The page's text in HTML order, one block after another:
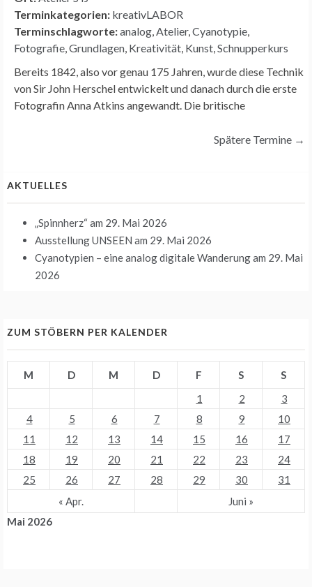
Terminkategorien: kreativLABOR
Terminschlagworte:analog Atelier, Cyanotypie
Fotografie Grundlagen Kreativität Kunst Schnupperkurs
Bereits 1842, also vor genau 175 Jahren, wurde diese Technik
von Sir John Herschel entwickelt und danach durch die erste
Fotografin Anna Atkins angewandt. Die britische
Spätere Termine →
AKTUELLES
„Spinnherz“ am 29. Mai 2026
Ausstellung UNSEEN am 29. Mai 2026
Cyanotypien – eine analog digitale Wanderungam 29. Mai
2026
ZUM STÖBERN PER KALENDER
Mai 2026
M D M D F S
S
1
2
3
4
5 6 7 8 9
10
11
12 13 14 15 16
17
18
19 20 21 22 23
24
25
26 27 28 29 30
31
« Apr.
Juni »